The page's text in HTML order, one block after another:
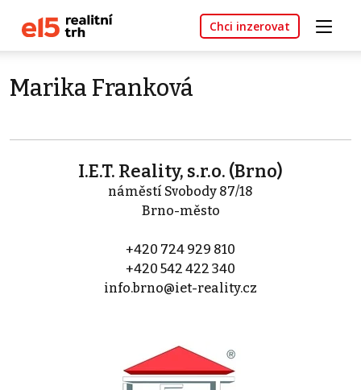
Chci inzerovat
Marika Franková
I.E.T. Reality, s.r.o. (Brno)
náměstí Svobody 87/18
Brno-město
+420 724 929 810
+420 542 422 340
info.brno@iet-reality.cz